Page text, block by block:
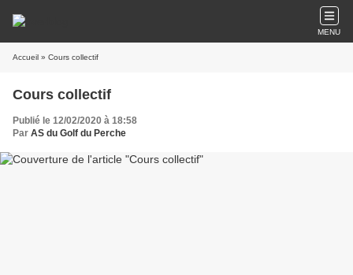
MENU
Accueil » Cours collectif
Cours collectif
Publié le 12/02/2020 à 18:58
Par AS du Golf du Perche